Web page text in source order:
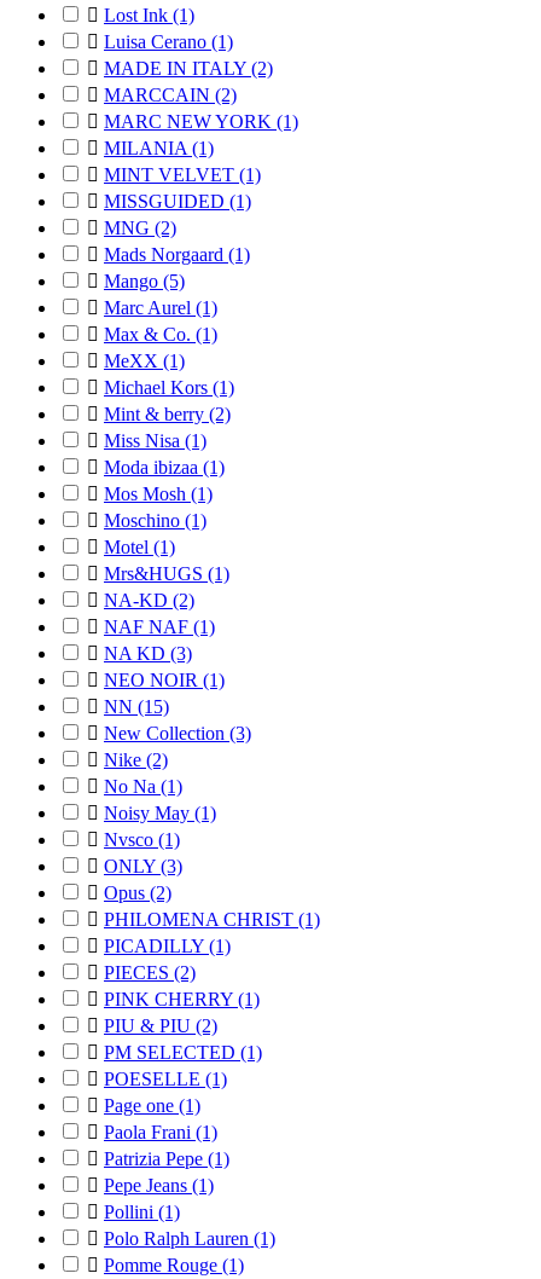
 Lost Ink (1)
 Luisa Cerano (1)
 MADE IN ITALY (2)
 MARCCAIN (2)
 MARC NEW YORK (1)
 MILANIA (1)
 MINT VELVET (1)
 MISSGUIDED (1)
 MNG (2)
 Mads Norgaard (1)
 Mango (5)
 Marc Aurel (1)
 Max & Co. (1)
 MeXX (1)
 Michael Kors (1)
 Mint & berry (2)
 Miss Nisa (1)
 Moda ibizaa (1)
 Mos Mosh (1)
 Moschino (1)
 Motel (1)
 Mrs&HUGS (1)
 NA-KD (2)
 NAF NAF (1)
 NA KD (3)
 NEO NOIR (1)
 NN (15)
 New Collection (3)
 Nike (2)
 No Na (1)
 Noisy May (1)
 Nvsco (1)
 ONLY (3)
 Opus (2)
 PHILOMENA CHRIST (1)
 PICADILLY (1)
 PIECES (2)
 PINK CHERRY (1)
 PIU & PIU (2)
 PM SELECTED (1)
 POESELLE (1)
 Page one (1)
 Paola Frani (1)
 Patrizia Pepe (1)
 Pepe Jeans (1)
 Pollini (1)
 Polo Ralph Lauren (1)
 Pomme Rouge (1)